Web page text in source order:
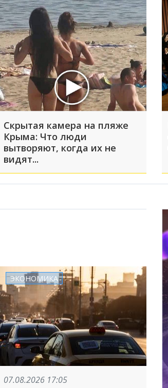
Скрытая камера на пляже
Крыма: Что люди
вытворяют, когда их не
видят...
ЭКОНОМИКА
07.08.2026 17:05